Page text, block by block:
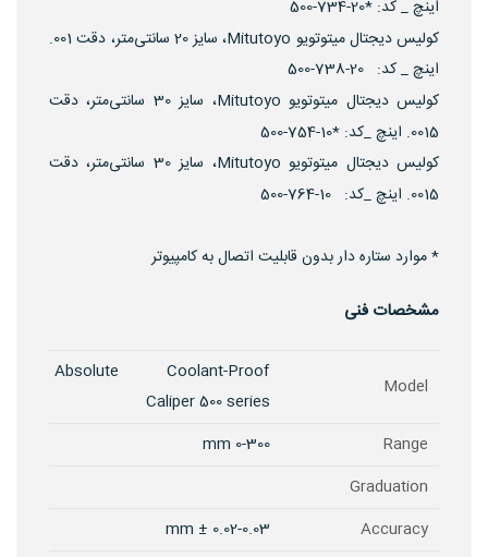
اینچ _ کد: *20-734-500
کولیس دیجتال میتوتویو Mitutoyo، سایز 20 سانتی‌متر، دقت 001.
اینچ _ کد: 20-738-500
کولیس دیجتال میتوتویو Mitutoyo، سایز 30 سانتی‌متر، دقت
0015. اینچ _کد: *10-754-500
کولیس دیجتال میتوتویو Mitutoyo، سایز 30 سانتی‌متر، دقت
0015. اینچ _کد: 10-764-500
* موارد ستاره دار بدون قابلیت اتصال به کامپیوتر
مشخصات فنی
Model
Absolute Coolant-Proof
Caliper 500 series
Range
0-300 mm
Graduation
Accuracy
0.02-0.03 ± mm